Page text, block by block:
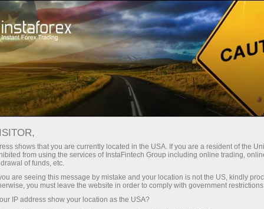
للمتداولين تحليلات الفوركس
المراجعات التحليلية
Technical analysis
09.07.2025 11:05 AM
التوقعات لزوج العملات GBP/USD في 9
يوليو 2025
shows that you are currently located in the USA. If you are a resident of the
from using the services of InstaFintech Group including online trading,
of funds, etc.
are seeing this message by mistake and your location is not the US, kindly
you must leave the website in order to comply with government
IP address show your location as the USA?